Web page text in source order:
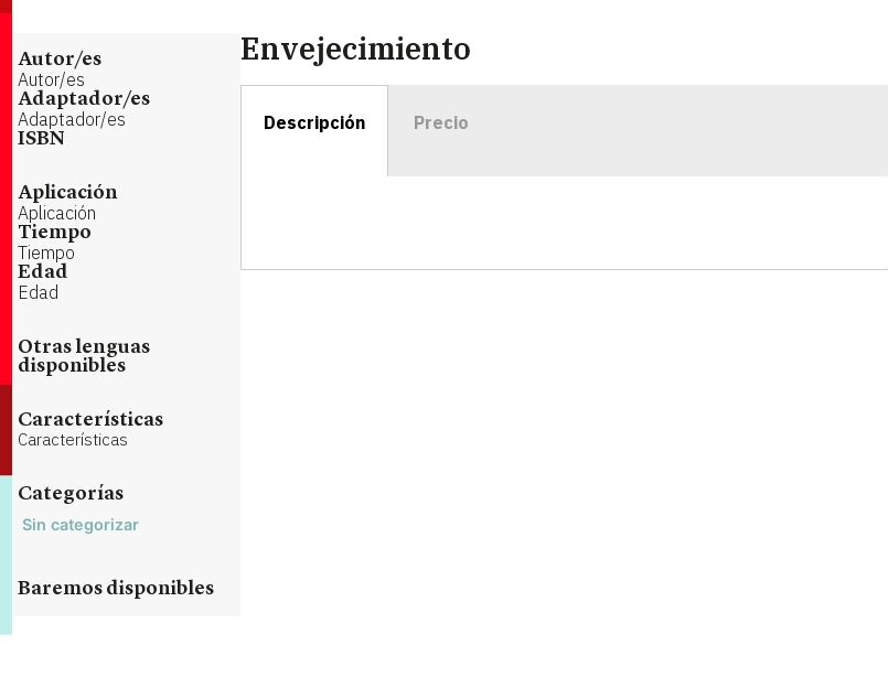
Autor/es
Autor/es
Adaptador/es
Adaptador/es
ISBN
Aplicación
Aplicación
Tiempo
Tiempo
Edad
Edad
Otras lenguas
disponibles
Características
Características
Categorías
Sin categorizar
Baremos disponibles
Envejecimiento
Descripción Precio